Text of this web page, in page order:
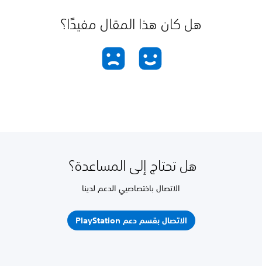
هل كان هذا المقال مفيدًا؟
هل تحتاج إلى المساعدة؟
الاتصال باختصاصيي الدعم لدينا
الاتصال بقسم دعم PlayStation